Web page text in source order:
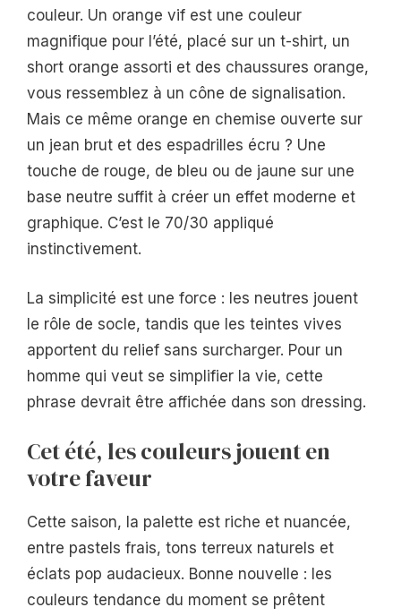
couleur. Un orange vif est une couleur
magnifique pour l’été, placé sur un t-shirt, un
short orange assorti et des chaussures orange,
vous ressemblez à un cône de signalisation.
Mais ce même orange en chemise ouverte sur
un jean brut et des espadrilles écru ? Une
touche de rouge, de bleu ou de jaune sur une
base neutre suffit à créer un effet moderne et
graphique. C’est le 70/30 appliqué
instinctivement.
La simplicité est une force : les neutres jouent
le rôle de socle, tandis que les teintes vives
apportent du relief sans surcharger. Pour un
homme qui veut se simplifier la vie, cette
phrase devrait être affichée dans son dressing.
Cet été, les couleurs jouent en
votre faveur
Cette saison, la palette est riche et nuancée,
entre pastels frais, tons terreux naturels et
éclats pop audacieux. Bonne nouvelle : les
couleurs tendance du moment se prêtent